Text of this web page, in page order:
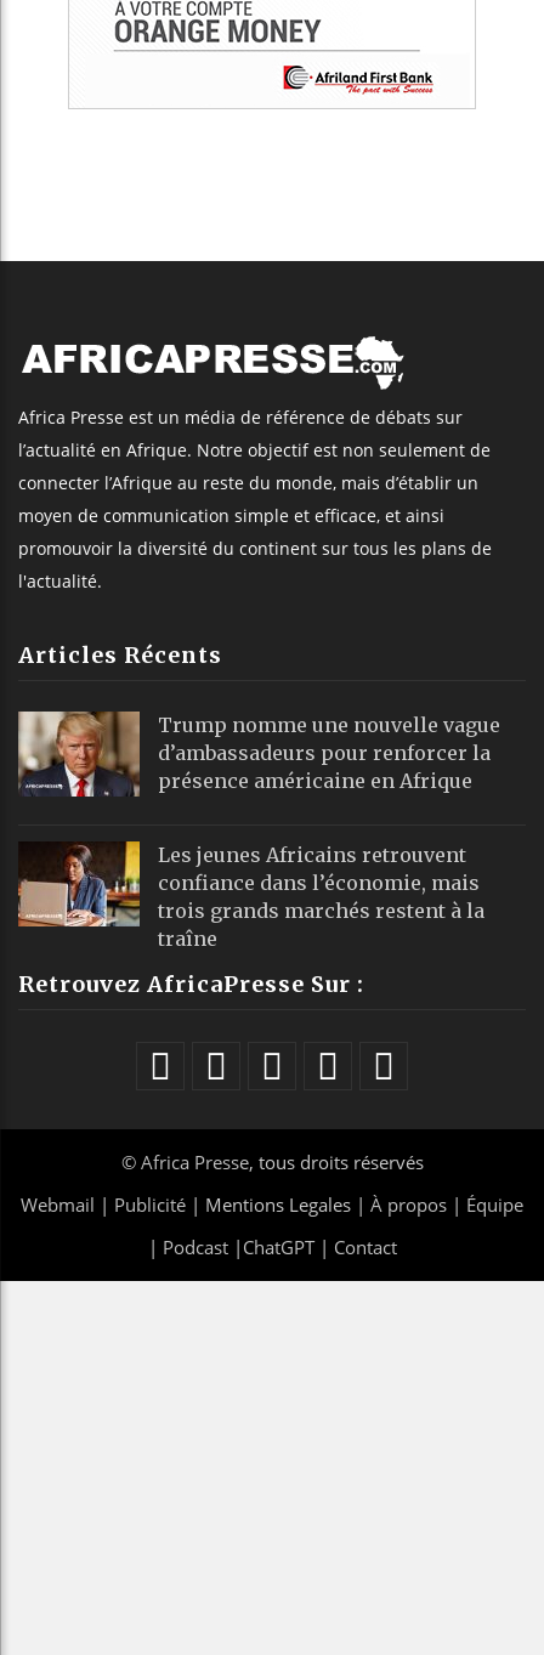
Africa Presse est un média de référence de débats sur
l’actualité en Afrique. Notre objectif est non seulement de
connecter l’Afrique au reste du monde, mais d’établir un
moyen de communication simple et efficace, et ainsi
promouvoir la diversité du continent sur tous les plans de
l'actualité.
Articles Récents
Trump nomme une nouvelle vague
d’ambassadeurs pour renforcer la
présence américaine en Afrique
Les jeunes Africains retrouvent
confiance dans l’économie, mais
trois grands marchés restent à la
traîne
Retrouvez AfricaPresse Sur :
© Africa Presse, tous droits réservés
Webmail | Publicité | Mentions Legales | À propos | Équipe
| Podcast| ChatGPT| Contact